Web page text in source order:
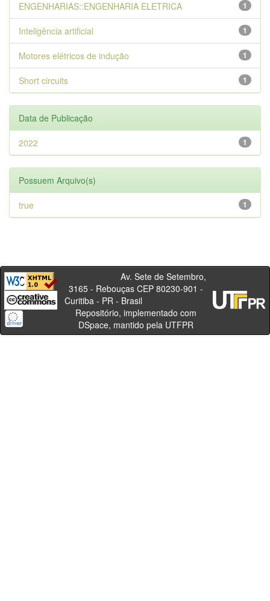
1
ENGENHARIAS::ENGENHARIA ELETRICA
1
Inteligência artificial
1
Motores elétricos de indução
1
Short circuits
Data de Publicação
1
2022
Possuem Arquivo(s)
1
true
Av. Sete de Setembro,
3165 - Rebouças CEP 80230-901 -
Curitiba - PR - Brasil
Repositório, implementado com
DSpace, mantido pela UTFPR